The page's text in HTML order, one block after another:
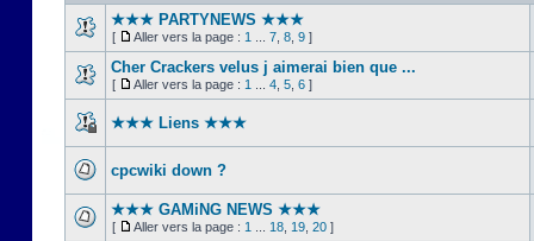
★★★ PARTYNEWS ★★★
[ Aller vers la page : 1 7 8 9 ]
Cher Crackers velus j aimerai bien que ...
[ Aller vers la page : 1 4 5 6 ]
★★★ Liens ★★★
cpcwiki down ?
★★★ GAMiNG NEWS ★★★
[ Aller vers la page : 1 18 19 20 ]